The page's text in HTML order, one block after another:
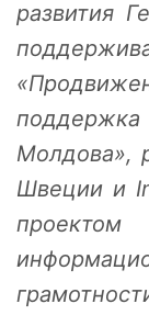
развития
Молдова»,
Швеции и